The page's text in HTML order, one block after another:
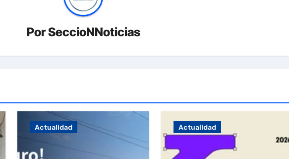
PorSeccioNNoticias
Actualidad Actualidad